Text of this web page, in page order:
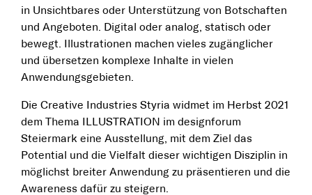
in Unsichtbares oder Unterstützung von Botschaften
und Angeboten. Digital oder analog, statisch oder
bewegt. Illustrationen machen vieles zugänglicher
und übersetzen komplexe Inhalte in vielen
Anwendungsgebieten.
Die Creative Industries Styria widmet im Herbst 2021
dem Thema ILLUSTRATION im designforum
Steiermark eine Ausstellung, mit dem Ziel das
Potential und die Vielfalt dieser wichtigen Disziplin in
möglichst breiter Anwendung zu präsentieren und die
Awareness dafür zu steigern.